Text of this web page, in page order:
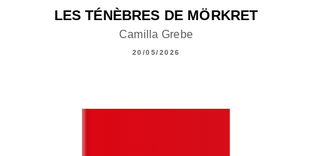
LES TÉNÈBRES DE MÖRKRET
Camilla Grebe
20/05/2026